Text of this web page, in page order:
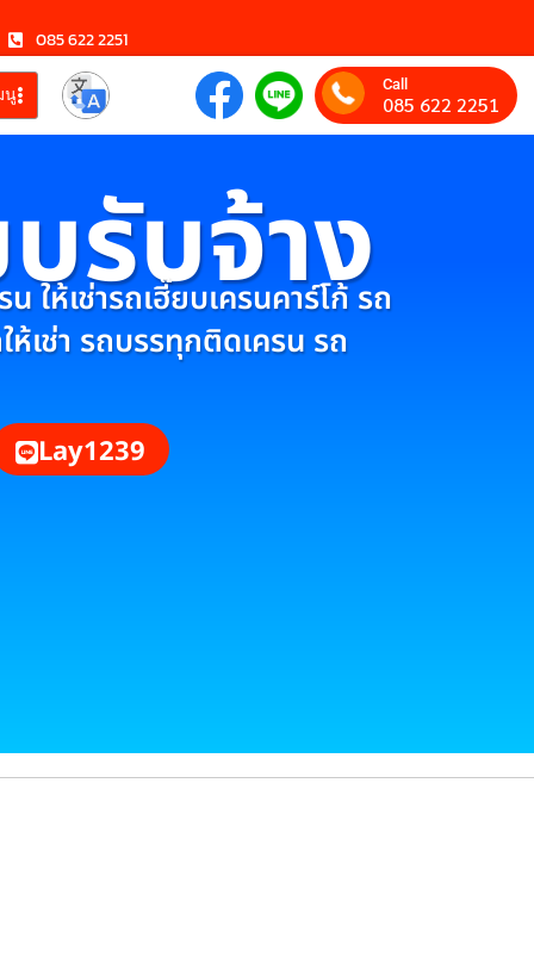
085 622 2251
นู Call
085 622 2251
รับจ้าง
ให้เช่ารถเฮี๊ยบเครนคาร์โก้ รถ
ห้เช่า รถบรรทุกติดเครน รถ
Lay1239